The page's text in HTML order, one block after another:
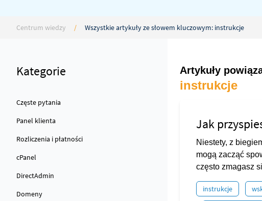
Centrum wiedzy / Wszystkie artykuły ze słowem kluczowym: instrukcje
Kategorie
Częste pytania
Panel klienta
Rozliczenia i płatności
cPanel
DirectAdmin
Domeny
Artykuły
instrukcje
Jak
Niestety, z
mogą zacząć
często zmagasz
instrukcje